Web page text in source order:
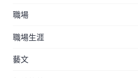
職場
職場生涯
藝文